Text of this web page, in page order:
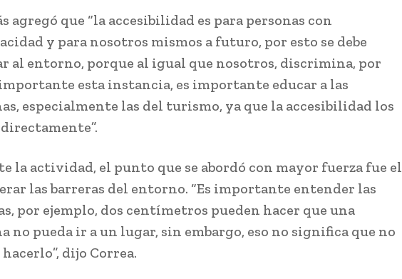
agregó que “la accesibilidad es para personas con
y para nosotros mismos a futuro, por esto se debe
al entorno, porque al igual que nosotros, discrimina, por
importante esta instancia, es importante educar a las
especialmente las del turismo, ya que la accesibilidad los
la actividad, el punto que se abordó con mayor fuerza fue el
las barreras del entorno. “Es importante entender las
por ejemplo, dos centímetros pueden hacer que una
no pueda ir a un lugar, sin embargo, eso no significa que no
dijo Correa.